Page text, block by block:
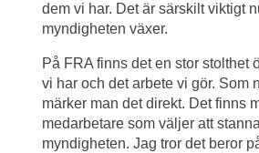
dem vi har. Det är särskilt viktigt
myndigheten växer.
På FRA finns det en stor stolthet
vi har och det arbete vi gör. Som
märker man det direkt. Det finns
medarbetare som väljer att
myndigheten. Jag tror det beror